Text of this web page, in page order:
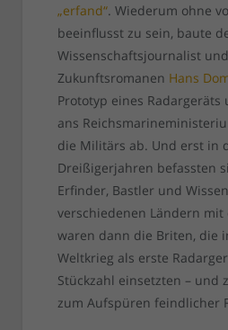
„erfand“. Wiederum ohne
beeinflusst zu sein, baute
Wissenschaftsjournalist
Zukunftsromanen Hans
Prototyp eines Radargeräts
ans
die Militärs ab. Und erst in
Dreißigerjahren befassten
Erfinder, Bastler und
verschiedenen Ländern mit
waren dann die Briten, die
Weltkrieg als erste
Stückzahl einsetzten – und
zum Aufspüren feindlicher